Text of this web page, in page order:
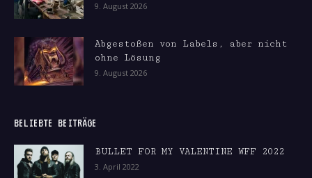
9. August 2026
Abgestoßen von Labels, aber nicht
ohne Lösung
9. August 2026
BELIEBTE BEITRÄGE
BULLET FOR MY VALENTINE WFF 2022
3. April 2022